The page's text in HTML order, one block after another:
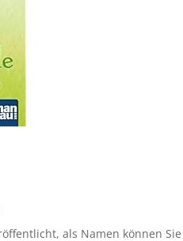
als Namen können